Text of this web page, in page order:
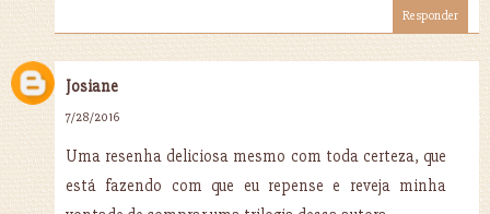
Responder
Josiane
7/28/2016
Uma resenha deliciosa mesmo com toda certeza, que
está fazendo com que eu repense e reveja minha